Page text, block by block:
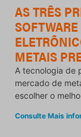
AS TRÊS
METAIS
A tecnologia de
mercado de
escolher o
Consulte Mais